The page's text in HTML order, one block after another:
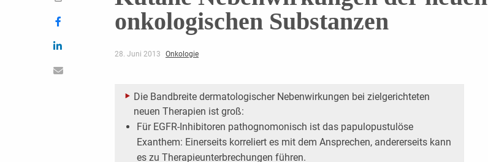
onkologischen Substanzen
28. Juni 2013 Onkologie
Die Bandbreite dermatologischer Nebenwirkungen bei zielgerichteten
neuen Therapien ist groß:
Für EGFR-Inhibitoren pathognomonisch ist das papulopustulöse
Exanthem: Einerseits ­korreliert es mit dem Ansprechen, andererseits kann
es zu Therapieunterbrechungen führen.